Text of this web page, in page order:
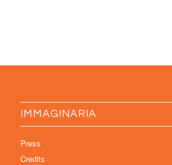
IMMAGINARIA
Press
Credits